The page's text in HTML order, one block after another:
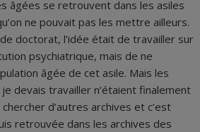
âgées se retrouvent dans les asiles
ne pouvait pas les mettre ailleurs.
doctorat, l’idée était de travailler sur
psychiatrique, mais de ne
âgée de cet asile. Mais les
devais travailler n’étaient finalement
chercher d’autres archives et c’est
retrouvée dans les archives des